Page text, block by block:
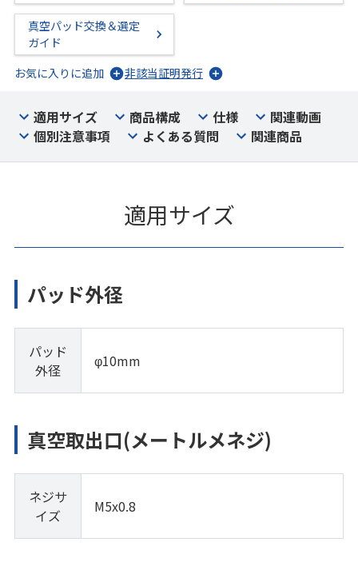
真空パッド交換＆選定
ガイド
お気に入りに追加
非該当証明発行
適用サイズ 商品構成 仕様
関連動画
個別注意事項
よくある質問 関連商品
適用サイズ
パッド外径
パッド
外径
φ10mm
真空取出口(メートルメネジ)
ネジサ
イズ
M5x0.8